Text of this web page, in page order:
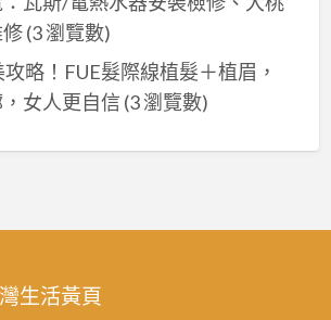
(3 瀏覽數)
略！FUE髮際線植髮＋植眉，
女人更自信 (3 瀏覽數)
生活黃頁